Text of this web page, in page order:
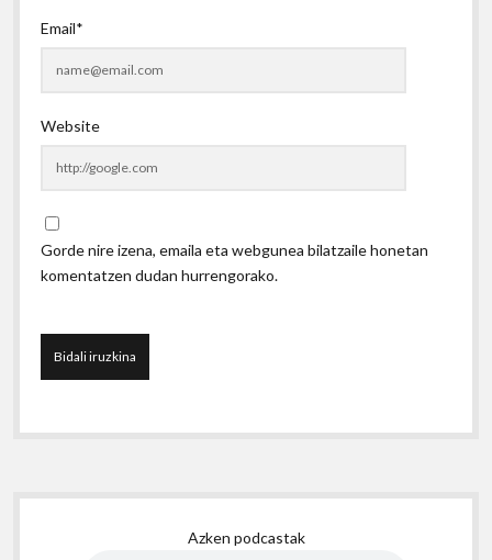
Email*
Website
Gorde nire izena, emaila eta webgunea bilatzaile honetan
komentatzen dudan hurrengorako.
Sidebar
Azken podcastak